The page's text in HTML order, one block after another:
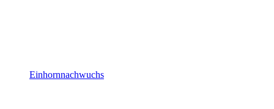
Einhornnachwuchs